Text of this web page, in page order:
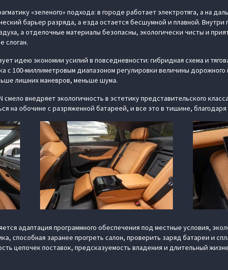
«зеленого» подхода: в городе работает электротяга, а на
барьер разряда, а езда остается бесшумной и плавной.
а отделочные материалы безопасны, экологически чисты и
слоган.
идею экономии усилий в повседневности: гибридная схема и
с 100-миллиметровым диапазоном регулировки величины
лишних маневров, меньше шума.
смело внедряет экологичность в эстетику представительского
на обочине с разряженной батареей, и все это в тишине,
адаптация программного обеспечения под местные условия,
способная заранее прогреть салон, проверить заряд батареи и
цепочек поставок, предсказуемость владения и длительный